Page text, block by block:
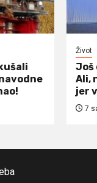
Život
Još
Ali,
jer
7